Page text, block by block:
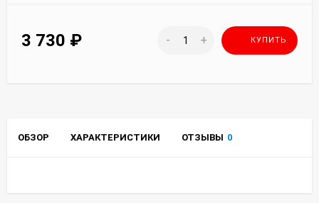
3 730 ₽ - + КУПИТЬ
ОБЗОР ХАРАКТЕРИСТИКИ ОТЗЫВЫ 0